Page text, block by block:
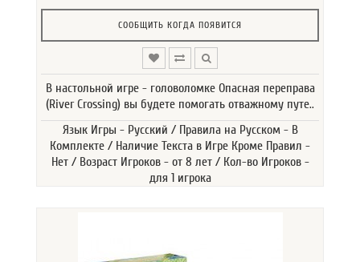
СООБЩИТЬ КОГДА ПОЯВИТСЯ
В настольной игре - головоломке Опасная переправа
(River Crossing) вы будете помогать отважному путе..
Язык Игры - Русский / Правила на Русском - В
Комплекте / Наличие Текста в Игре Кроме Правил -
Нет / Возраст Игроков - от 8 лет / Кол-во Игроков -
для 1 игрока